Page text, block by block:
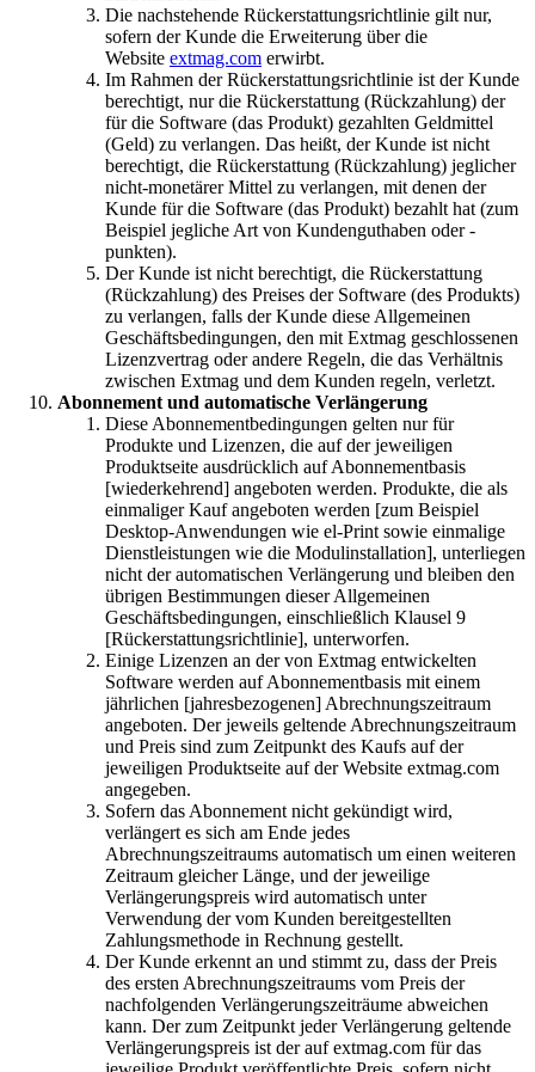
Die nachstehende Rückerstattungsrichtlinie gilt nur,
sofern der Kunde die Erweiterung über die
Website extmag.com erwirbt.
Im Rahmen der Rückerstattungsrichtlinie ist der Kunde
berechtigt, nur die Rückerstattung (Rückzahlung) der
für die Software (das Produkt) gezahlten Geldmittel
(Geld) zu verlangen. Das heißt, der Kunde ist nicht
berechtigt, die Rückerstattung (Rückzahlung) jeglicher
nicht-monetärer Mittel zu verlangen, mit denen der
Kunde für die Software (das Produkt) bezahlt hat (zum
Beispiel jegliche Art von Kundenguthaben oder -
punkten).
Der Kunde ist nicht berechtigt, die Rückerstattung
(Rückzahlung) des Preises der Software (des Produkts)
zu verlangen, falls der Kunde diese Allgemeinen
Geschäftsbedingungen, den mit Extmag geschlossenen
Lizenzvertrag oder andere Regeln, die das Verhältnis
zwischen Extmag und dem Kunden regeln, verletzt.
Abonnement und automatische Verlängerung
Diese Abonnementbedingungen gelten nur für
Produkte und Lizenzen, die auf der jeweiligen
Produktseite ausdrücklich auf Abonnementbasis
[wiederkehrend] angeboten werden. Produkte, die als
einmaliger Kauf angeboten werden [zum Beispiel
Desktop-Anwendungen wie el-Print sowie einmalige
Dienstleistungen wie die Modulinstallation], unterliegen
nicht der automatischen Verlängerung und bleiben den
übrigen Bestimmungen dieser Allgemeinen
Geschäftsbedingungen, einschließlich Klausel 9
[Rückerstattungsrichtlinie], unterworfen.
Einige Lizenzen an der von Extmag entwickelten
Software werden auf Abonnementbasis mit einem
jährlichen [jahresbezogenen] Abrechnungszeitraum
angeboten. Der jeweils geltende Abrechnungszeitraum
und Preis sind zum Zeitpunkt des Kaufs auf der
jeweiligen Produktseite auf der Website extmag.com
angegeben.
Sofern das Abonnement nicht gekündigt wird,
verlängert es sich am Ende jedes
Abrechnungszeitraums automatisch um einen weiteren
Zeitraum gleicher Länge, und der jeweilige
Verlängerungspreis wird automatisch unter
Verwendung der vom Kunden bereitgestellten
Zahlungsmethode in Rechnung gestellt.
Der Kunde erkennt an und stimmt zu, dass der Preis
des ersten Abrechnungszeitraums vom Preis der
nachfolgenden Verlängerungszeiträume abweichen
kann. Der zum Zeitpunkt jeder Verlängerung geltende
Verlängerungspreis ist der auf extmag.com für das